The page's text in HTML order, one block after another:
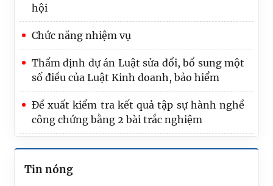
hội
Chức năng nhiệm vụ
Thẩm định dự án Luật sửa đổi, bổ sung một
số điều của Luật Kinh doanh, bảo hiểm
Đề xuất kiểm tra kết quả tập sự hành nghề
công chứng bằng 2 bài trắc nghiệm
Tin nóng
Tạo đột phá, nâng cao hiệu quả công tác tổ
chức thi hành pháp luật
Bảo đảm Đề án “Chiến lược hoàn thiện hệ
thống pháp luật Việt Nam trong kỷ nguyên
mới” có tính khả thi, giá trị thực tiễn cao
Hồ sơ dự án Luật về văn bản quy phạm pháp
hành văn bản quy phạm pháp luật